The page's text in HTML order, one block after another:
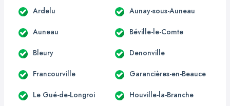
Ardelu Aunay-sous-Auneau
Auneau Béville-le-Comte
Bleury Denonville
Francourville Garancières-en-Beauce
Le Gué-de-Longroi Houville-la-Branche